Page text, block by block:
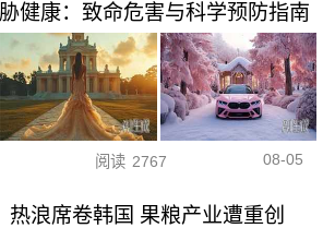
健康：致命危害与科学预防指南
阅读 2767 08-05
热浪席卷韩国 果粮产业遭重创